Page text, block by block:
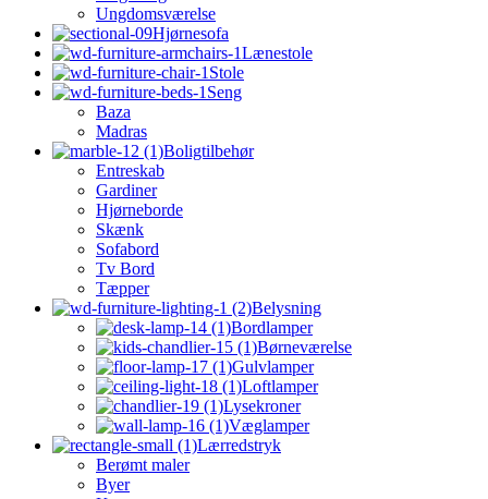
Ungdomsværelse
Hjørnesofa
Lænestole
Stole
Seng
Baza
Madras
Boligtilbehør
Entreskab
Gardiner
Hjørneborde
Skænk
Sofabord
Tv Bord
Tæpper
Belysning
Bordlamper
Børneværelse
Gulvlamper
Loftlamper
Lysekroner
Væglamper
Lærredstryk
Berømt maler
Byer